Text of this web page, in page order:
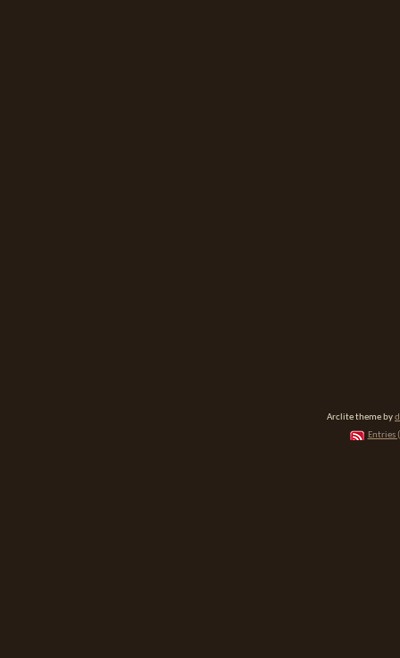
Arclite theme by
Entries